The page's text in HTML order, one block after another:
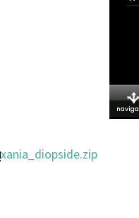
xania_diopside.zip